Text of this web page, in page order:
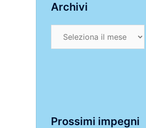
Archivi
Prossimi impegni